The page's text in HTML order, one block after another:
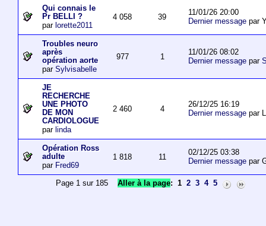
Qui connais le
Pr BELLI ?
par lorette2011
4 058 39
11/01/26 20:00
Dernier messagepar
Troubles neuro
après
opération aorte
par Sylvisabelle
977 1
11/01/26 08:02
Dernier messagepar
JE
RECHERCHE
UNE PHOTO
DE MON
CARDIOLOGUE
par linda
2 460 4
26/12/25 16:19
Dernier messagepar
Opération Ross
adulte
par Fred69
1 818 11
02/12/25 03:38
Dernier messagepar
Page 1 sur 185Aller à la page: 1 2 3 4 5